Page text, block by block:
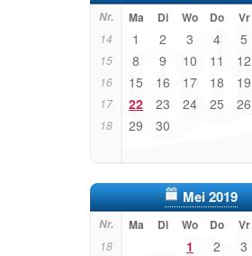
Nr. Ma Di Wo Do Vr
14 1 2 3 4 5
15 8 9 10 11 12
16 15 16 17 18 19
17 22 23 24 25 26
18 29 30
Mei 2019
Nr. Ma Di Wo Do Vr
18 1 2 3